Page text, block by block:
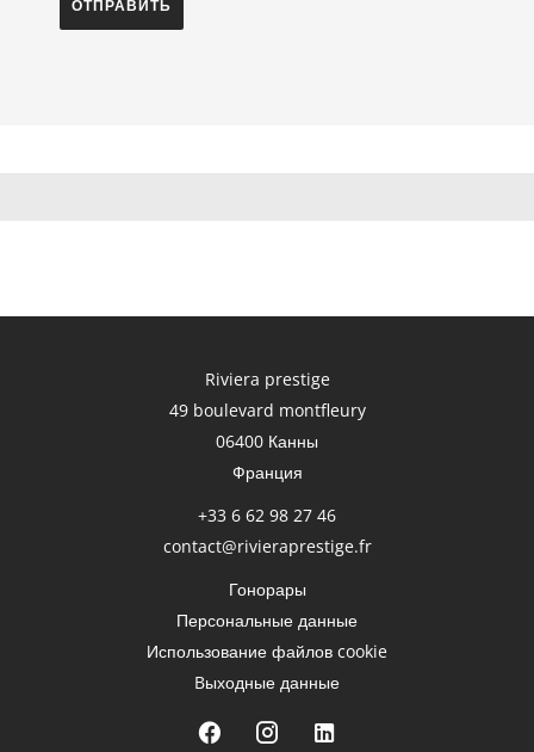
ОТПРАВИТЬ
Riviera prestige
49 boulevard montfleury
06400 Канны
Франция
+33 6 62 98 27 46
contact@rivieraprestige.fr
Гонорары
Персональные данные
Использование файлов cookie
Bыходные данные